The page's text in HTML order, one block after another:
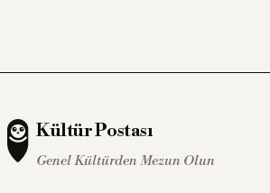
Kültür Postası
Genel Kültürden Mezun Olun